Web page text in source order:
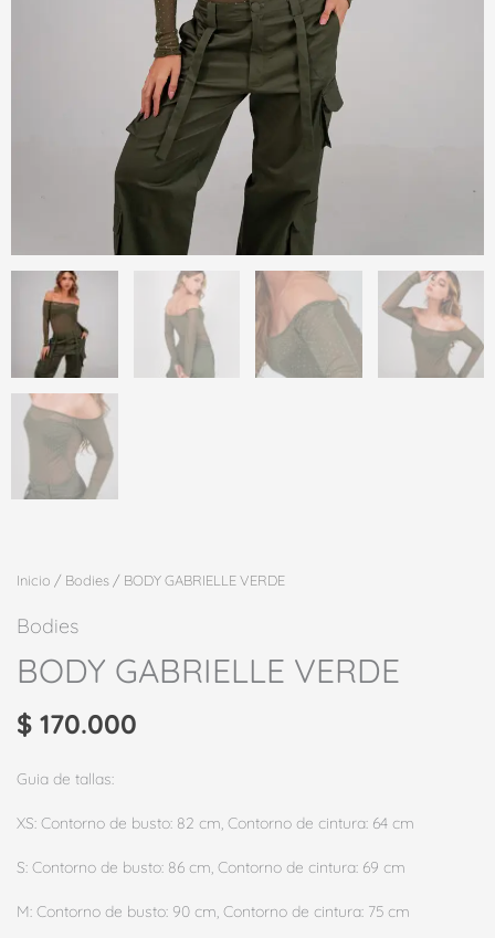
Inicio / Bodies / BODY GABRIELLE VERDE
Bodies
BODY GABRIELLE VERDE
$ 170.000
Guia de tallas:
XS: Contorno de busto: 82 cm, Contorno de cintura: 64 cm
S: Contorno de busto: 86 cm, Contorno de cintura: 69 cm
M: Contorno de busto: 90 cm, Contorno de cintura: 75 cm